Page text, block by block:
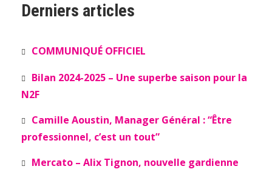
Derniers articles
COMMUNIQUÉ OFFICIEL
Bilan 2024-2025 – Une superbe saison pour la
N2F
Camille Aoustin, Manager Général : “Être
professionnel, c’est un tout”
Mercato – Alix Tignon, nouvelle gardienne